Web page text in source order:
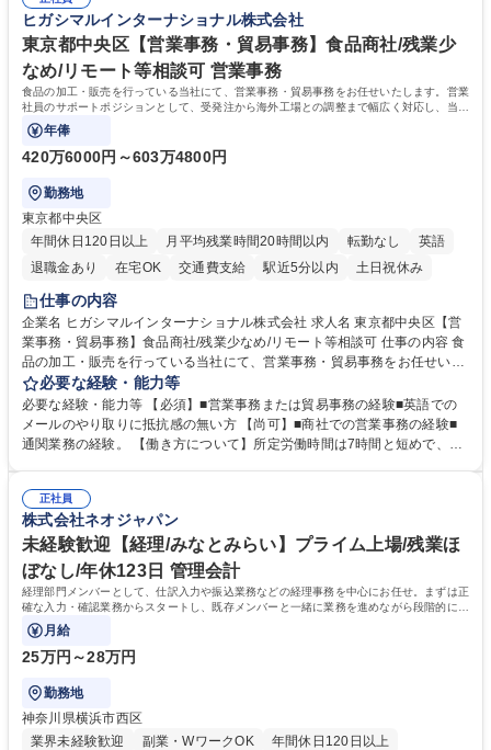
業務全般 募集職種 【東京／文京区】公益財団法人の総務人事業務／年間
休日125日
ヒガシマルインターナショナル株式会社
東京都中央区【営業事務・貿易事務】食品商社/残業少
なめ/リモート等相談可 営業事務
食品の加工・販売を行っている当社にて、営業事務・貿易事務をお任せいたします。営業
社員のサポートポジションとして、受発注から海外工場との調整まで幅広く対応し、当社
事業の根幹を支えていただきます。
年俸
420万6000円～603万4800円
勤務地
東京都中央区
年間休日120日以上
月平均残業時間20時間以内 転勤なし
英語
退職金あり
在宅OK 交通費支給 駅近5分以内 土日祝休み
仕事の内容
企業名 ヒガシマルインターナショナル株式会社 求人名 東京都中央区【営
業事務・貿易事務】食品商社/残業少なめ/リモート等相談可 仕事の内容 食
品の加工・販売を行っている当社にて、営業事務・貿易事務をお任せいた
します。営業社員のサポートポジションとして、受発注から海外工場との
調整まで幅広く対応し、当社事業の根幹を支えていただきます。 ■受発注
業務、請求書発行 ■海外工場とのスケジュール調整 ■在庫管理 ■輸入書類
の確認・作成 ■配送手配 ■通関業者を通して行う輸出入業全般 ■倉庫との
ルプロデュースしているため、商品に関わる全ての業務をサポート頂きま
す。 募集職種 東京都中央区【営業事務・貿易事務】食品商社/残業少なめ/
リモート等相談可
必要な経験・能力等
必要な経験・能力等 【必須】■営業事務または貿易事務の経験■英語での
メールのやり取りに抵抗感の無い方 【尚可】■商社での営業事務の経験■
通関業務の経験。 【働き方について】所定労働時間は7時間と短めで、残
の強み】1991年の設立以来、外食産業を中心としたお客様の多様なニー
ズに沿った冷凍水産物等の生産・輸入・販売を一貫して手掛けています。
自社工場と海外拠点の強固な連携によるワンストップサービスが最大の強
みです。 学歴・資格 学歴：大学院 大学 語学力：英語 資格：
正社員
株式会社ネオジャパン
未経験歓迎【経理/みなとみらい】プライム上場/残業ほ
ぼなし/年休123日 管理会計
経理部門メンバーとして、仕訳入力や振込業務などの経理事務を中心にお任せ。まずは正
確な入力・確認業務からスタートし、既存メンバーと一緒に業務を進めながら段階的に経
理知識を身につけていただきます。
月給
25万円～28万円
勤務地
神奈川県横浜市西区
業界未経験歓迎
副業・WワークOK
年間休日120日以上